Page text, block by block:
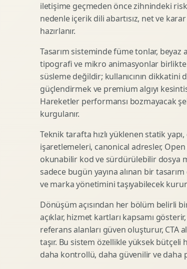
SEO Icerik Stratejisi
Schema Markup Optimizasyonu
3D Sosyal Medya
3D Lansman Filmi
Premium Ambalaj Tasarimi
Etiket Tasarimi
Kutu Tasarimi
Raf Gorunurlugu
Gida Ambalaj Tasarimi
Kozmetik Ambalaj Tasarimi
E Ticaret Kutu Tasarimi
Ambalaj Mockup Tasarimi
Afis Tasarimi
Brosur Tasarimi
Sosyal Medya
Sunum Tasarimi
Infografik Tasarimi
Fuaye Gorsel
Kurumsal Ilan
Shopify Tasarim
Woocommerce Tasarim
Eticaret UX Optimizasyonu
Urun Sayfasi Tasarimi
Lead Generation
Reklam Landing
Urun Lansman
Ab Test Arayuzu
iletişime geçmeden önce zihnindeki
nedenle içerik dili abartısız, net ve
hazırlanır.
Tasarım sisteminde füme tonlar,
tipografi ve mikro animasyonlar birlikte
süsleme değildir; kullanıcının
güçlendirmek ve premium algıyı
Hareketler performansı bozmayacak
kurgulanır.
Teknik tarafta hızlı yüklenen statik
işaretlemeleri, canonical adresler,
okunabilir kod ve sürdürülebilir dosya
sadece bugün yayına alınan bir
ve marka yönetimini taşıyabilecek
Dönüşüm açısından her bölüm belirli
açıklar, hizmet kartları kapsamı
referans alanları güven oluşturur, CTA
taşır. Bu sistem özellikle yüksek
daha kontrollü, daha güvenilir ve daha